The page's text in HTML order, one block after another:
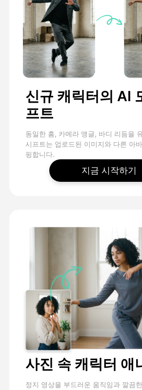
신규 캐릭터의 AI
프트
동일한 홈, 카메라 앵글, 바디 리듬을
시프트는 업로드된 이미지와 다른 아
핑합니다.
지금 시작하기
사진 속 캐릭터 애
정지 영상을 부드러운 움직임과 깔끔